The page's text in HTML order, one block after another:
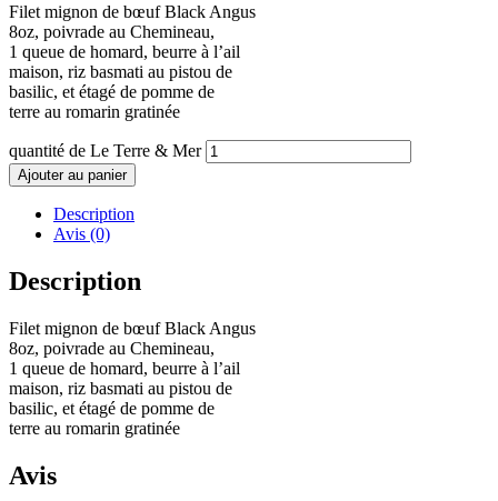
Filet mignon de bœuf Black Angus
8oz, poivrade au Chemineau,
1 queue de homard, beurre à l’ail
maison, riz basmati au pistou de
basilic, et étagé de pomme de
terre au romarin gratinée
quantité de Le Terre & Mer
Ajouter au panier
Description
Avis (0)
Description
Filet mignon de bœuf Black Angus
8oz, poivrade au Chemineau,
1 queue de homard, beurre à l’ail
maison, riz basmati au pistou de
basilic, et étagé de pomme de
terre au romarin gratinée
Avis